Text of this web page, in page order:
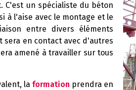
un spécialiste du béton
à l'aise avec le montage et le
entre divers éléments
en contact avec d'autres
amené à travailler sur tous
la formation prendra en